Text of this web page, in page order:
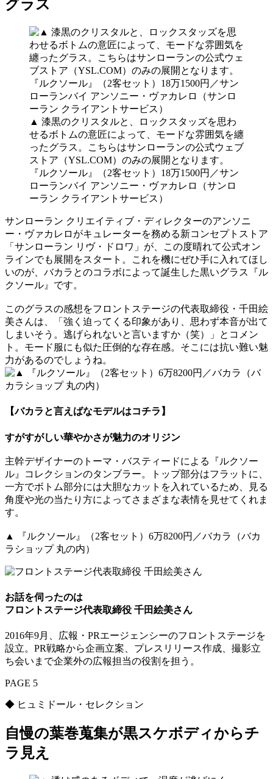
グラス
▲ 漆黒のクリスタルと、ロックスタッズを思わ
せるボトムの意匠によって、モードな雰囲気を纏
ったグラス。こちらはサンローランの公式ウェブ
ストア（YSL.COM）のみの展開となります。
『ルクソール』（2客セット）18万1500円／サン
ローランバイ アンソニー・ヴァカレロ（サンロ
ーラン クライアントサービス）
サンローラン クリエイティブ・ディレクターのアンソニ
ー・ヴァカレロがキュレーターを務める新コンセプトストア
「サンローラン リヴ・ドロワ」が、この度晴れて公式オン
ラインでも展開をスタート。これを機にぜひ手に入れてほし
いのが、バカラとのコラボによって誕生した黒いグラス『ル
クソール』です。
このグラスの感想をフロントステージの代表取締役・千田絵
美さんは、「強く迫ってくる印象があり、思わず本音が出て
しまいそう。逃げられないと言いますか（笑）」とコメン
ト。モード服にも似た圧倒的な存在感。そこには抗い難い魅
力があるのでしょうね。
【バカラと言えばなモデルはコチラ】
すがすがしい華やかさが魅力のオリジン
主幹デザイナーのトーマ・バスティードによる『ルクソー
ル』コレクションのタンブラー。トップ部分はフラットに、
一方でボトム部分には大胆なカットを入れているため、見る
角度や光の当たり方によってさまざまな表情を見せてくれま
す。
▲ 『ルクソール』（2客セット）6万8200円／バカラ（バカ
ラショップ 丸の内）
お話を伺ったのは
フロントステージ代表取締役 千田絵美さん
2016年9月、広報・PRエージェンシーのフロントステージを
設立。PR戦略から企画立案、プレスリリース作成、撮影立
ち会いまで企業外の広報担当の役割を担う。
PAGE 5
◆ ヒュミドール・セレクション
自慢の葉巻蒐集が黒スケボディからチ
ラ見え